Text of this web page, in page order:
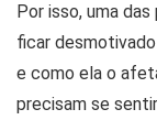
Por isso, uma
ficar
e como ela o
precisam se